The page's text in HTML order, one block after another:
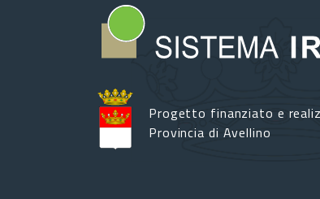
Progetto finanziato e
Provincia di Avellino